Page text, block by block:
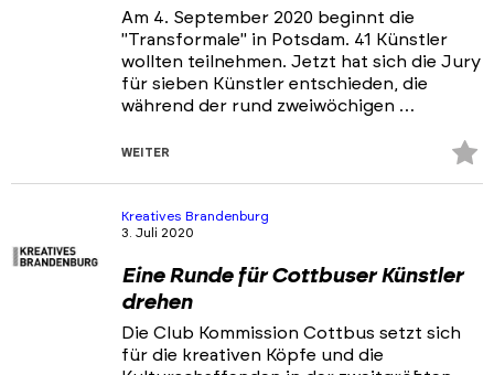
Am 4. September 2020 beginnt die
"Transformale" in Potsdam. 41 Künstler
wollten teilnehmen. Jetzt hat sich die Jury
für sieben Künstler entschieden, die
während der rund zweiwöchigen …
WEITER
Kreatives Brandenburg
3. Juli 2020
Eine Runde für Cottbuser Künstler
drehen
Die Club Kommission Cottbus setzt sich
für die kreativen Köpfe und die